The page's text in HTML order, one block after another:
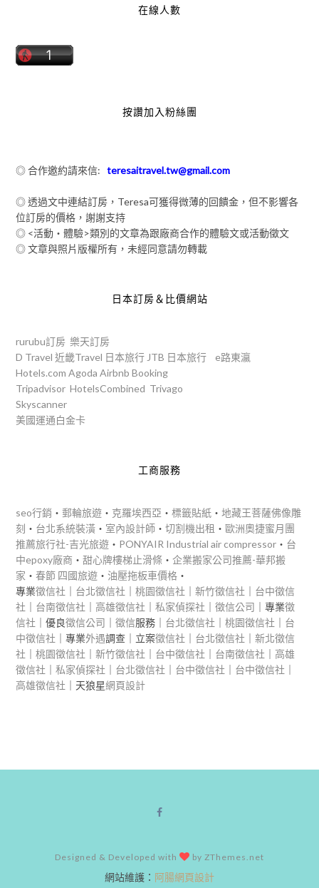
在線人數
按讚加入粉絲團
◎ 合作邀約請來信:teresaitravel.tw@gmail.com
◎ 透過文中連結訂房，Teresa可獲得微薄的回饋金，但不影響各
位訂房的價格，謝謝支持
◎ <活動‧體驗>類別的文章為跟廠商合作的體驗文或活動徵文
◎ 文章與照片版權所有，未經同意請勿轉載
日本訂房＆比價網站
rurubu訂房 樂天訂房
D Travel 近畿Travel 日本旅行 JTB 日本旅行
e路東瀛
Hotels.com Agoda Airbnb Booking
Tripadvisor HotelsCombined Trivago
Skyscanner
美國運通白金卡
工商服務
seo行銷 ‧郵輪旅遊 ‧ 克羅埃西亞 ‧標籤貼紙 ‧地藏王菩薩佛像雕
刻 ‧ 台北系統裝潢 ‧ 室內設計師 ‧切割機出租 ‧歐洲奧捷蜜月團
推薦旅行社-吉光旅遊 ‧ PONYAIR Industrial air compressor ‧ 台
中epoxy廠商 ‧甜心牌樓梯止滑條 ‧企業搬家公司推薦-華邦搬
家 ‧春節 四國旅遊 ‧ 油壓拖板車價格 ‧
專業徵信社 台北徵信社 ｜桃園徵信社 ｜新竹徵信社
台中徵信
社
台南徵信社 高雄徵信社 ｜私家偵探社 ｜徵信公司 ｜專業徵
信社 ｜優良徵信公司 ｜徵信服務｜ 台北徵信社 ｜桃園徵信社
台
中徵信社 ｜專業外遇調查｜立案徵信社 台北徵信社 ｜新北徵信
社 ｜桃園徵信社 ｜新竹徵信社 台中徵信社 台南徵信社
高雄
徵信社 ｜私家偵探社 台北徵信社 台中徵信社 台中徵信社
高雄徵信社 ｜天狼星網頁設計
Designed & Developed with by ZThemes.net
網站維護： 阿腸網頁設計